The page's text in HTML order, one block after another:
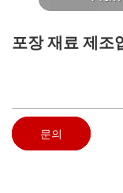
포장 재료 제조
문의